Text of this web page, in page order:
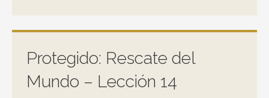
Protegido: Rescate del
Mundo – Lección 14